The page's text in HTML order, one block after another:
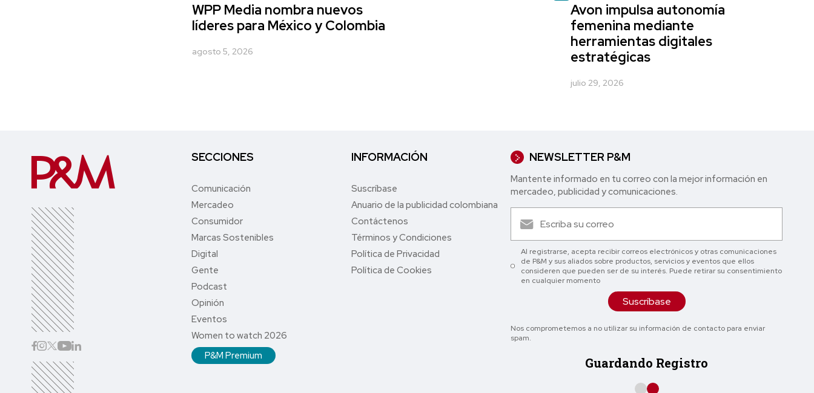
WPP Media nombra nuevos
líderes para México y Colombia
agosto 5, 2026
Avon impulsa autonomía
femenina mediante
herramientas digitales
estratégicas
julio 29, 2026
SECCIONES
Comunicación
Mercadeo
Consumidor
Marcas Sostenibles
Digital
Gente
Podcast
Opinión
Eventos
Women to watch 2026
P&M Premium
INFORMACIÓN
Suscríbase
Anuario de la publicidad colombiana
Contáctenos
Términos y Condiciones
Política de Privacidad
Política de Cookies
NEWSLETTER P&M
Mantente informado en tu correo con la mejor in formación en
mercadeo, publicidad y comunicaciones.
Al registrarse, acepta recibir correos electrónicos y otras comunicaciones
de P&M y sus aliados sobre productos, servicios y eventos que ellos
consideren que pueden ser de su interés. Puede retirar su consentimiento
en cualquier momento
Suscríbase
Nos comprometemos a no utilizar su información de contacto para enviar
spam.
Guardando Registro